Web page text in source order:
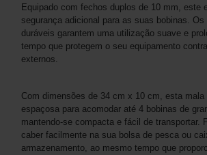
Equipado com fechos duplos de 10 mm, este
segurança adicional para as suas bobinas.
duráveis ​​​​garantem uma utilização suave e
tempo que protegem o seu equipamento
externos.
Com dimensões de 34 cm x 10 cm, esta
espaçosa para acomodar até 4 bobinas de
mantendo-se compacta e fácil de transportar.
caber facilmente na sua bolsa de pesca ou
armazenamento, ao mesmo tempo que